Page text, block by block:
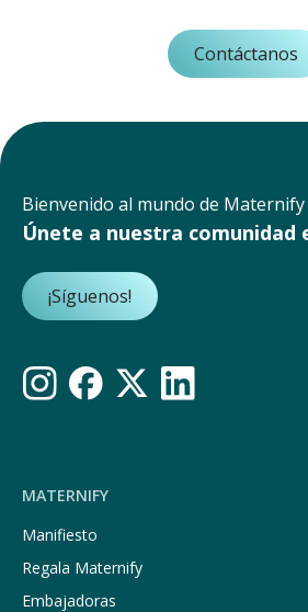
Contáctanos
Bienvenido al mundo de Maternify
Únete a nuestra comunidad
¡Síguenos!
MATERNIFY
Manifiesto
Regala Maternify
Embajadoras